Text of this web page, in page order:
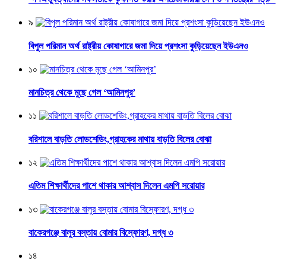
৯
বিপুল পরিমান অর্থ রাষ্ট্রীয় কোষাগারে জমা দিয়ে প্রশংসা কুড়িয়েছেন ইউএনও
১০
মানচিত্র থেকে মুছে গেল ‘আমিনপুর’
১১
বরিশালে বাড়তি লোডশেডিং,গ্রাহকের মাথায় বাড়তি বিলের বোঝা
১২
এতিম শিক্ষার্থীদের পাশে থাকার আশ্বাস দিলেন এমপি সরোয়ার
১৩
বাকেরগঞ্জে বালুর বস্তায় বোমার বিস্ফোরণ, দগ্ধ ৩
১৪